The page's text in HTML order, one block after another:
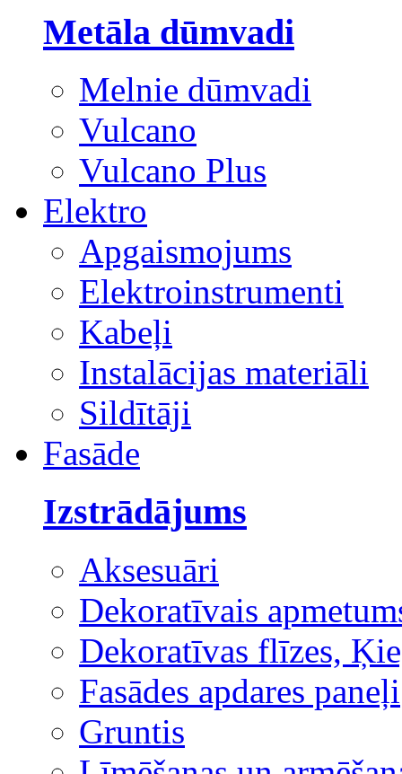
Metāla dūmvadi
Melnie dūmvadi
Vulcano
Vulcano Plus
Elektro
Apgaismojums
Elektroinstrumenti
Kabeļi
Instalācijas materiāli
Sildītāji
Fasāde
Izstrādājums
Aksesuāri
Dekoratīvais
Dekoratīvas flīzes,
Fasādes apdares paneļi
Gruntis